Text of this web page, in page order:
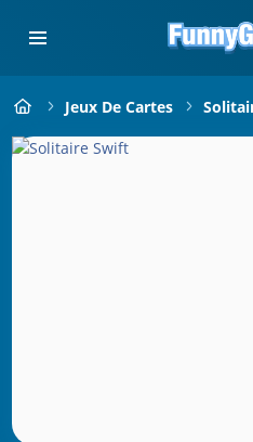
Jeux De Cartes